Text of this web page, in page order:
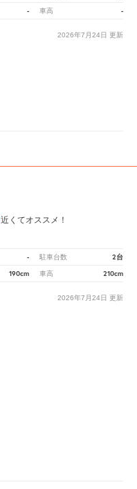
- 車高 -
2026年7月24日 更新
近くてオススメ！
- 駐車台数 2台
190cm 車高 210cm
2026年7月24日 更新